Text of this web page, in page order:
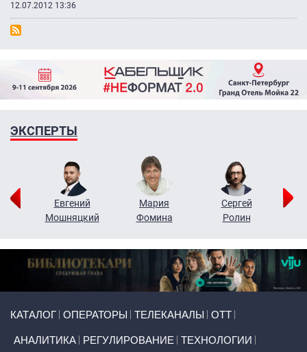
12.07.2012 13:36
ЭКСПЕРТЫ
Евгений
Мошняцкий
Мария
Фомина
Сергей
Ролин
КАТАЛОГ ОПЕРАТОРЫ ТЕЛЕКАНАЛЫ ОТТ
АНАЛИТИКА РЕГУЛИРОВАНИЕ ТЕХНОЛОГИИ